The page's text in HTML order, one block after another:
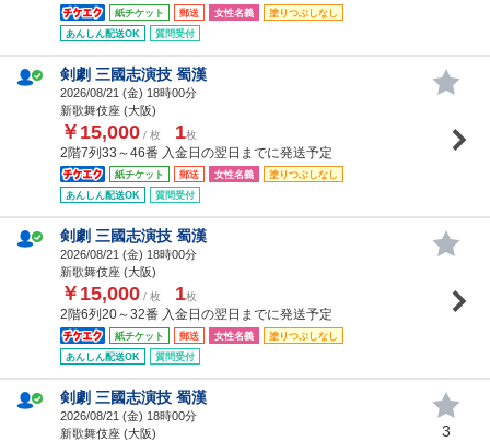
紙チケット 郵送 女性名義
塗りつぶしなし
あんしん配送OK
質問受付
剣劇 三國志演技 蜀漢
2026/08/21 (金) 18時00分
新歌舞伎座 (大阪)
￥15,000 / 枚 1枚
2階7列33～46番 入金日の翌日までに発送予定
紙チケット 郵送 女性名義
塗りつぶしなし
あんしん配送OK
質問受付
剣劇 三國志演技 蜀漢
2026/08/21 (金) 18時00分
新歌舞伎座 (大阪)
￥15,000 / 枚 1枚
2階6列20～32番 入金日の翌日までに発送予定
紙チケット 郵送 女性名義
塗りつぶしなし
あんしん配送OK
質問受付
剣劇 三國志演技 蜀漢
2026/08/21 (金) 18時00分
新歌舞伎座 (大阪)
3